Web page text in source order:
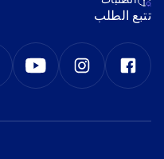
‫تتبع الطلب‬